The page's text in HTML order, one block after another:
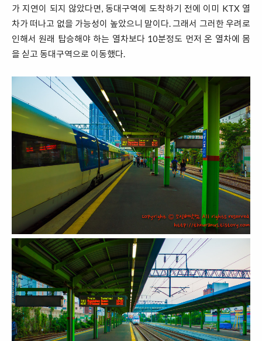
가 지연이 되지 않았다면, 동대구역에 도착하기 전에 이미 KTX 열
차가 떠나고 없을 가능성이 높았으니 말이다. 그래서 그러한 우려로
인해서 원래 탑승해야 하는 열차보다 10분정도 먼저 온 열차에 몸
을 싣고 동대구역으로 이동했다.